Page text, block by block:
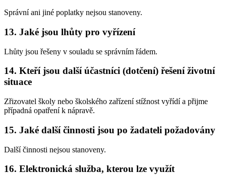
Správní ani jiné poplatky nejsou stanoveny.
13. Jaké jsou lhůty pro vyřízení
Lhůty jsou řešeny v souladu se správním řádem.
14. Kteří jsou další účastníci (dotčení) řešení životní
situace
Zřizovatel školy nebo školského zařízení stížnost vyřídí a přijme
případná opatření k nápravě.
15. Jaké další činnosti jsou po žadateli požadovány
Další činnosti nejsou stanoveny.
16. Elektronická služba, kterou lze využít